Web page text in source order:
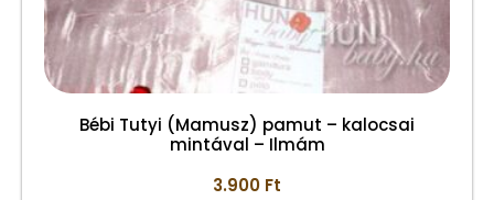
Bébi Tutyi (Mamusz) pamut – kalocsai
mintával – Ilmám
3.900 Ft